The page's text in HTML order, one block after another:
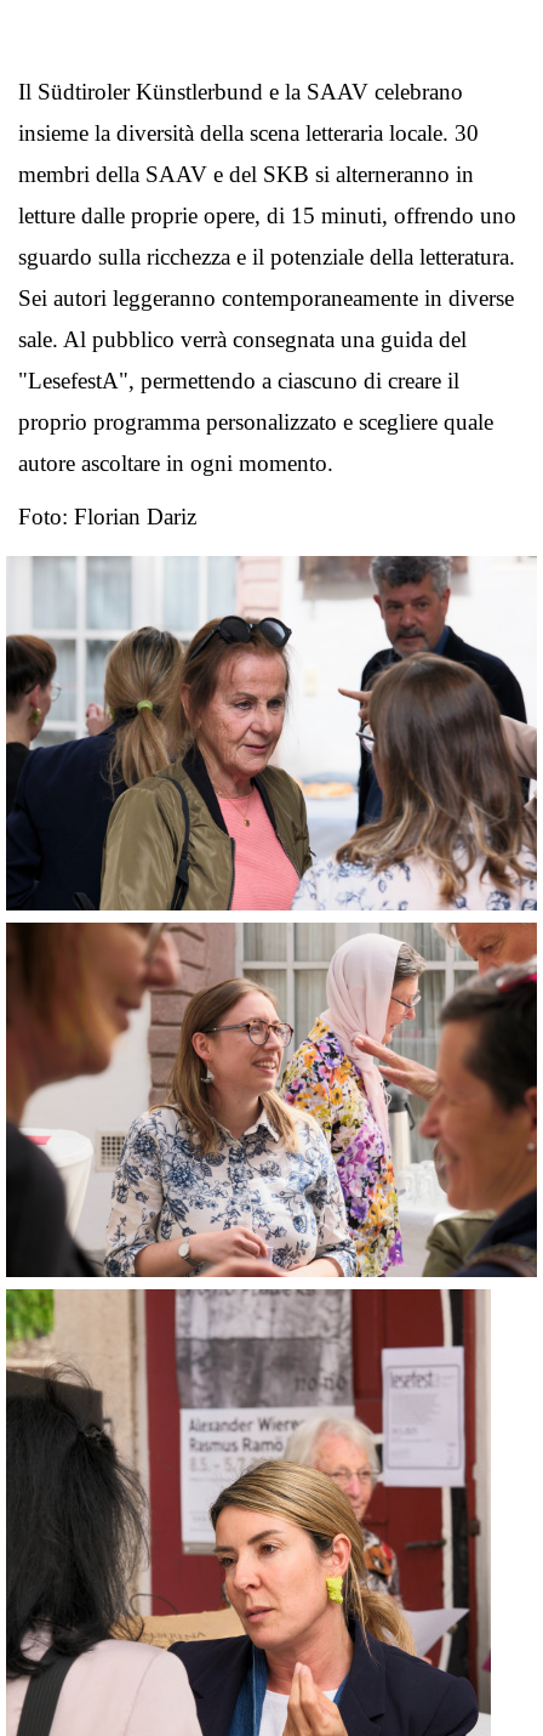
Il Südtiroler Künstlerbund e la SAAV celebrano
insieme la diversità della scena letteraria locale. 30
membri della SAAV e del SKB si alterneranno in
letture dalle proprie opere, di 15 minuti, offrendo uno
sguardo sulla ricchezza e il potenziale della letteratura.
Sei autori leggeranno contemporaneamente in diverse
sale. Al pubblico verrà consegnata una guida del
"LesefestA", permettendo a ciascuno di creare il
proprio programma personalizzato e scegliere quale
autore ascoltare in ogni momento.
Foto: Florian Dariz